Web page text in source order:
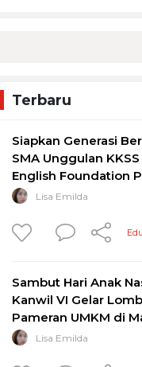
Terbaru
Siapkan Generasi
SMA Unggulan
English Foundation
Lisa Emilda
Sambut Hari Anak
Kanwil VI Gelar
Pameran UMKM di
Lisa Emilda